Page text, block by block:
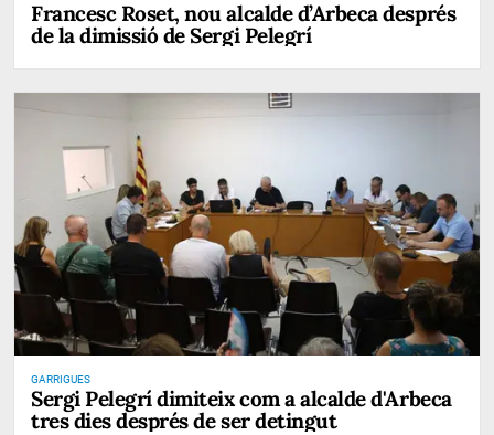
Francesc Roset, nou alcalde d’Arbeca després
de la dimissió de Sergi Pelegrí
GARRIGUES
Sergi Pelegrí dimiteix com a alcalde d'Arbeca
tres dies després de ser detingut